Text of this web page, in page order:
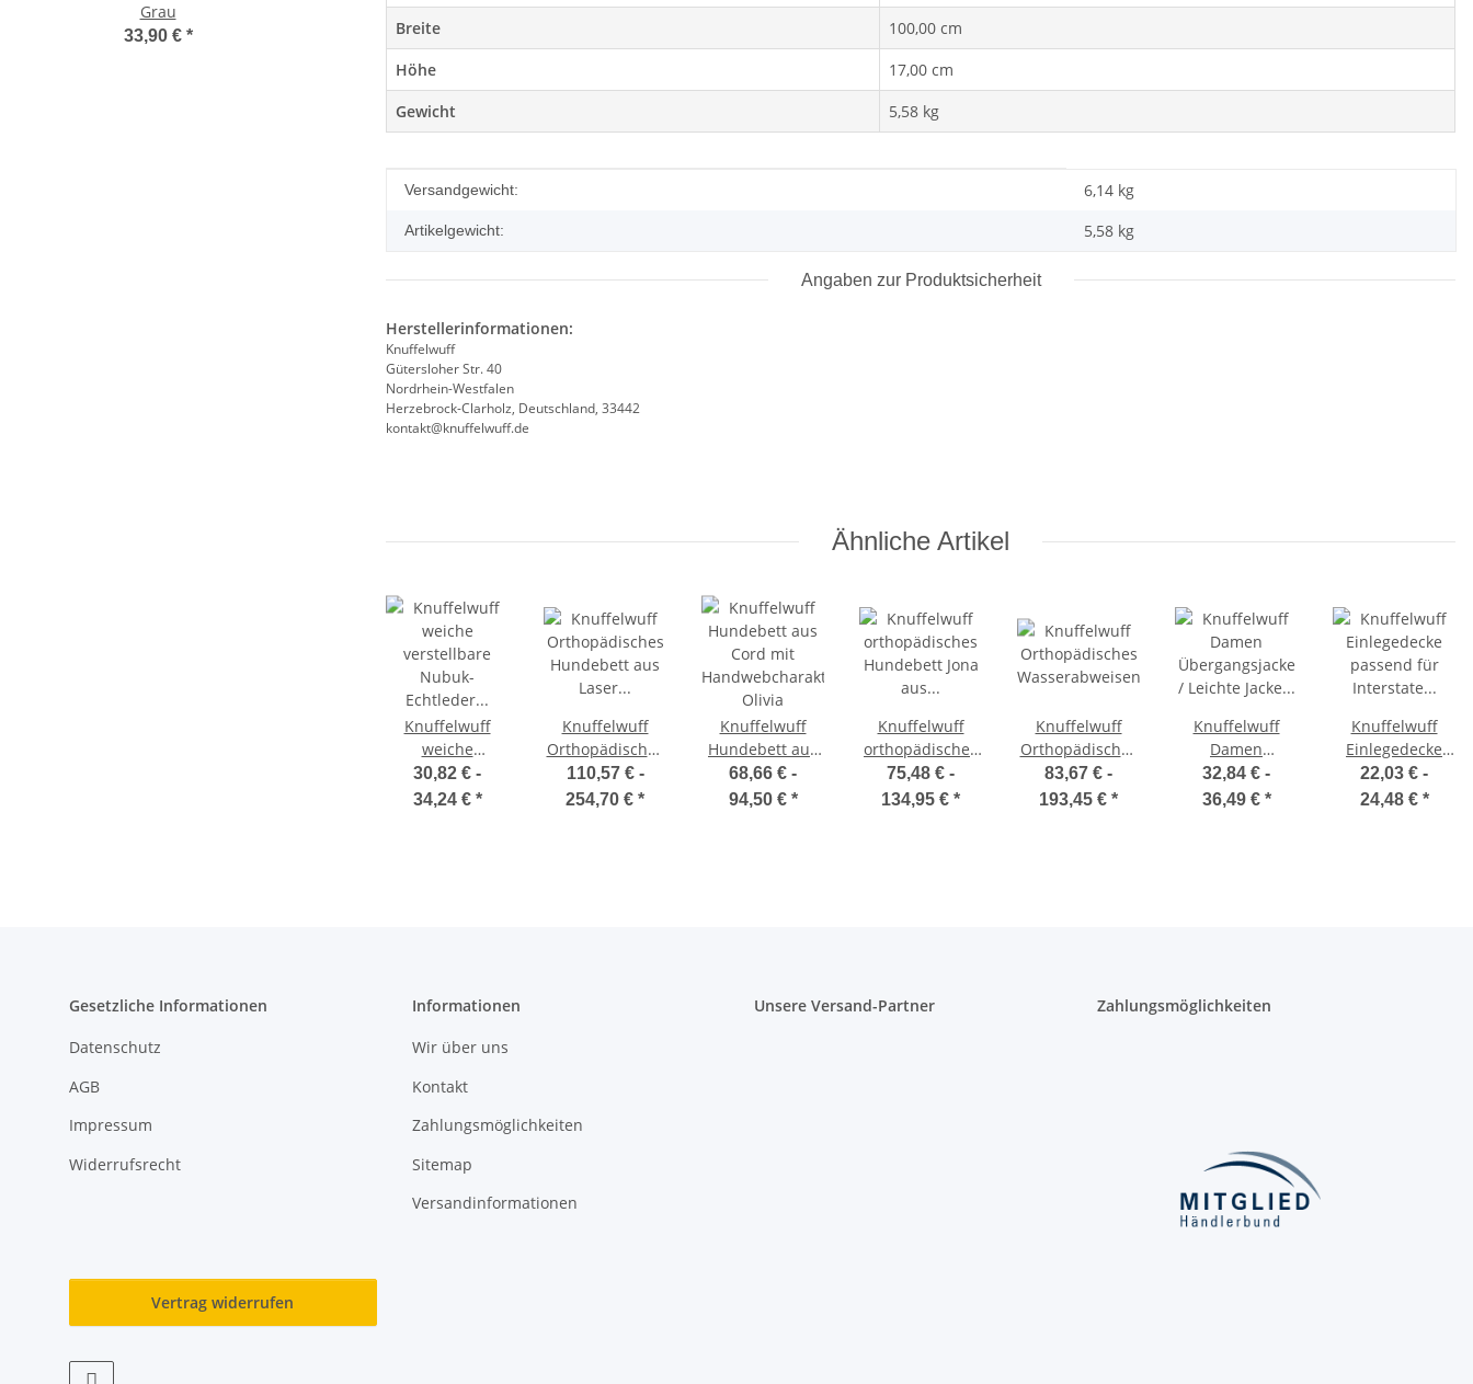
Breite
100,00 cm
Höhe
17,00 cm
Gewicht
5,58 kg
Produkteigenschaft
Wert
Versandgewicht: 6,14 kg
Artikelgewicht: 5,58 kg
Angaben zur Produktsicherheit
Herstellerinformationen:
Knuffelwuff
Gütersloher Str. 40
Nordrhein-Westfalen
Herzebrock-Clarholz, Deutschland, 33442
kontakt@knuffelwuff.de
Ähnliche Artikel
Knuffelwuff
weiche
verstellbare
Nubuk-
30,82 € -
34,24 € *
Knuffelwuff
Orthopädisches
Hundebett aus
Laser
110,57 € -
254,70 € *
Knuffelwuff
Hundebett aus
Cord mit
Handwebcharakter
68,66 € -
94,50 € *
Knuffelwuff
orthopädisches
Hundebett Jona
aus weichem
75,48 € -
134,95 € *
Knuffelwuff
Orthopädisches
Wasserabweisendes
Hundebett Leon
83,67 € -
193,45 € *
Knuffelwuff
Damen
Übergangsjacke
/ Leichte Jacke
32,84 € -
36,49 € *
Knuffelwuff
Einlegedecke
passend für
Interstate
22,03 € -
24,48 € *
Grau
33,90 € *
33,30 €*
Gesetzliche Informationen
Datenschutz
AGB
Impressum
Widerrufsrecht
Informationen
Wir über uns
Kontakt
Zahlungsmöglichkeiten
Sitemap
Versandinformationen
Unsere Versand-Partner Zahlungsmöglichkeiten
Vertrag widerrufen